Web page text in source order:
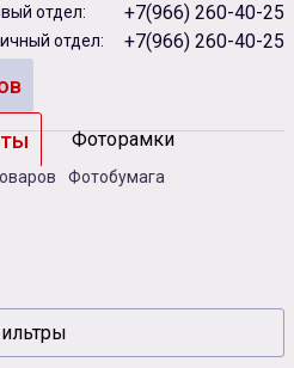
отдел: +7(966) 260-40-25
отдел: +7(966) 260-40-25
Фоторамки
Альбомы
Зарядные устройства
Фотобумага